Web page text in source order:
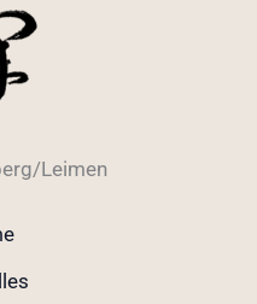
Leimen